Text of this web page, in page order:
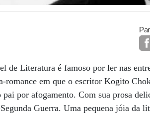
de Literatura é famoso por ler nas
romance em que o escritor Kogito
por afogamento. Com sua prosa
Guerra. Uma pequena jóia da